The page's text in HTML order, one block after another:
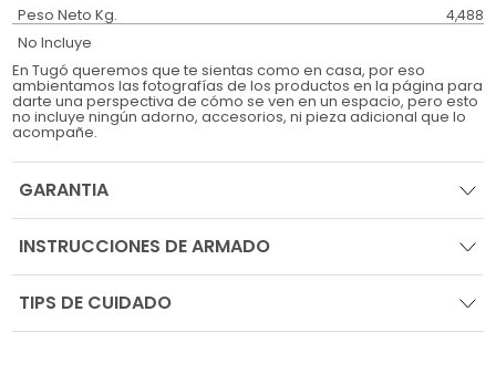
Peso Neto Kg. 4,488
No Incluye
En Tugó queremos que te sientas como en casa, por eso
ambientamos las fotografías de los productos en la página para
darte una perspectiva de cómo se ven en un espacio, pero esto
no incluye ningún adorno, accesorios, ni pieza adicional que lo
acompañe.
GARANTIA
INSTRUCCIONES DE ARMADO
TIPS DE CUIDADO